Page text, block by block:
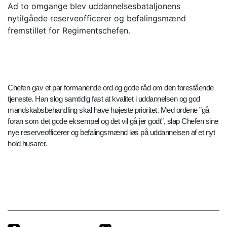
Ad to omgange blev uddannelsesbataljonens
nytilgåede reserveofficerer og befalingsmænd
fremstillet for Regimentschefen.
Chefen gav et par formanende ord og gode råd om den forestående
tjeneste. Han slog samtidig fast at kvalitet i uddannelsen og god
mandskabsbehandling skal have højeste prioritet. Med ordene ”gå
foran som det gode eksempel og det vil gå jer godt”, slap Chefen sine
nye reserveofficerer og befalingsmænd løs på uddannelsen af et nyt
hold husarer.